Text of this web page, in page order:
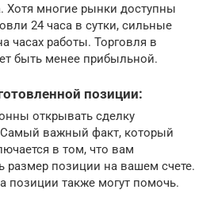
Хотя многие рынки доступны
24 часа в сутки, сильные
часах работы. Торговля в
быть менее прибыльной.
позиции:
открывать сделку
важный факт, который
в том, что вам
размер позиции на вашем счете.
позиции также могут помочь.